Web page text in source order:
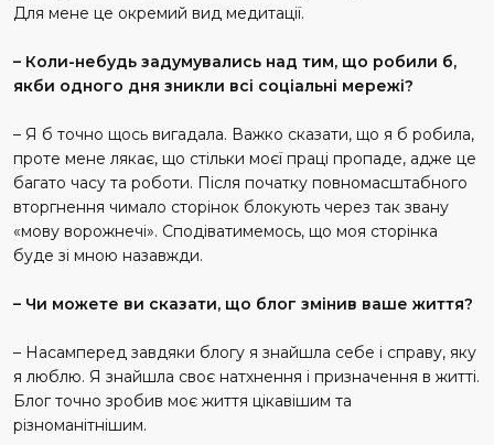
Для мене це окремий вид медитації.
– Коли-небудь задумувались над тим, що робили б,
якби одного дня зникли всі соціальні мережі?
– Я б точно щось вигадала. Важко сказати, що я б робила,
проте мене лякає, що стільки моєї праці пропаде, адже це
багато часу та роботи. Після початку повномасштабного
вторгнення чимало сторінок блокують через так звану
«мову ворожнечі». Сподіватимемось, що моя сторінка
буде зі мною назавжди.
– Чи можете ви сказати, що блог змінив ваше життя?
– Насамперед завдяки блогу я знайшла себе і справу, яку
я люблю. Я знайшла своє натхнення і призначення в житті.
Блог точно зробив моє життя цікавішим та
різноманітнішим.